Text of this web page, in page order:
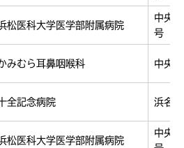
松医科大学医学部附属病院
中央
号
みむら耳鼻咽喉科 中央
全記念病院 浜名
松医科大学医学部附属病院
中央